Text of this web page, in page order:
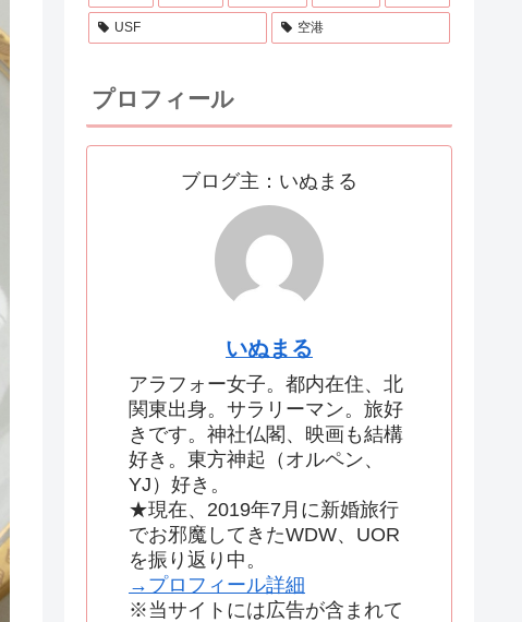
USF 空港
プロフィール
ブログ主：いぬまる
いぬまる
アラフォー女子。都内在住、北
関東出身。サラリーマン。旅好
きです。神社仏閣、映画も結構
好き。東方神起（オルペン、
YJ）好き。
★現在、2019年7月に新婚旅行
でお邪魔してきたWDW、UOR
を振り返り中。
→プロフィール詳細
※当サイトには広告が含まれて